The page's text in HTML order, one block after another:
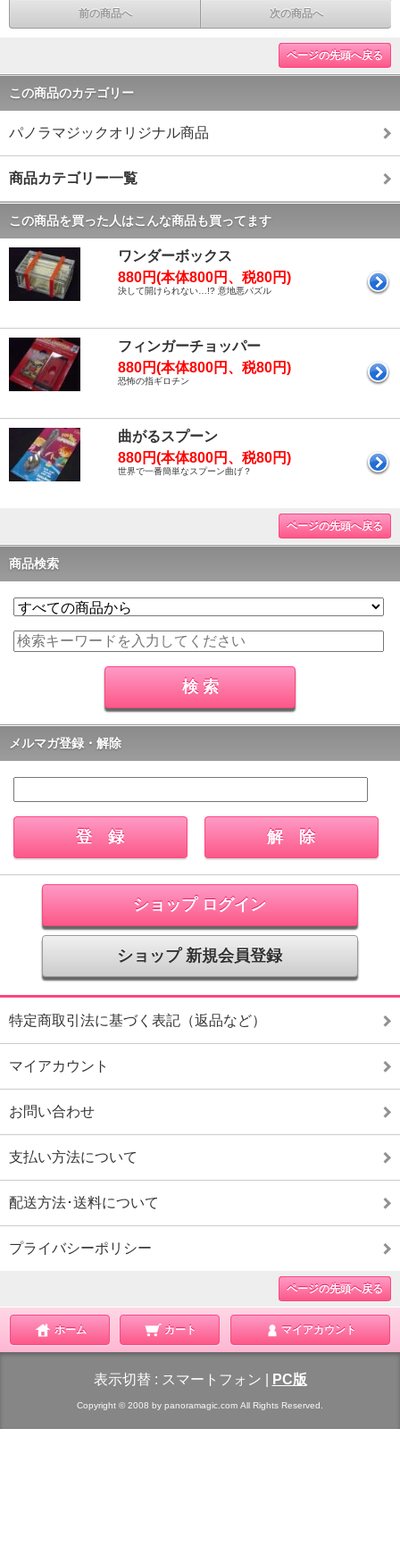
前の商品へ 次の商品へ
ページの先頭へ戻る
この商品のカテゴリー
パノラマジックオリジナル商品
商品カテゴリー一覧
この商品を買った人はこんな商品も買ってます
ワンダーボックス
880円(本体800円、税80円)
決して開けられない…!? 意地悪パズル
フィンガーチョッパー
880円(本体800円、税80円)
恐怖の指ギロチン
曲がるスプーン
880円(本体800円、税80円)
世界で一番簡単なスプーン曲げ？
ページの先頭へ戻る
商品検索
メルマガ登録・解除
ショップ ログイン
ショップ 新規会員登録
特定商取引法に基づく表記（返品など）
マイアカウント
お問い合わせ
支払い方法について
配送方法･送料について
プライバシーポリシー
ページの先頭へ戻る
ホーム カート マイアカウント
表示切替 : スマートフォン PC版
Copyright © 2008 by panoramagic.com All Rights Reserved.